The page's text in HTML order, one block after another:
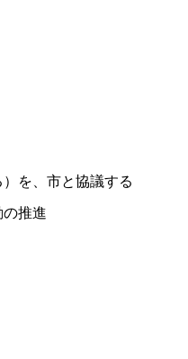
を、市と協議する
推進